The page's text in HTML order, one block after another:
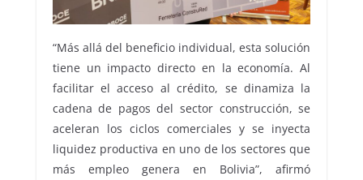
“Más allá del beneficio individual, esta solución
tiene un impacto directo en la economía. Al
facilitar el acceso al crédito, se dinamiza la
cadena de pagos del sector construcción, se
aceleran los ciclos comerciales y se inyecta
liquidez productiva en uno de los sectores que
más empleo genera en Bolivia”, afirmó